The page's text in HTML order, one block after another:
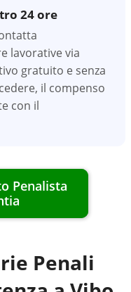
24 ore
lavorative via
gratuito e senza
il compenso
con il
Penalista
Penali